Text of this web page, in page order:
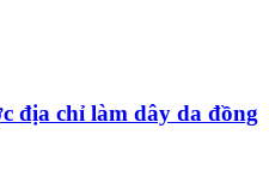
địa chỉ làm dây da đồng